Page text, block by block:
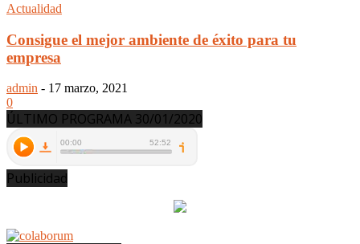
Actualidad
Consigue el mejor ambiente de éxito para tu
empresa
admin - 17 marzo, 2021
0
ÚLTIMO PROGRAMA 30/01/2020
Publicidad